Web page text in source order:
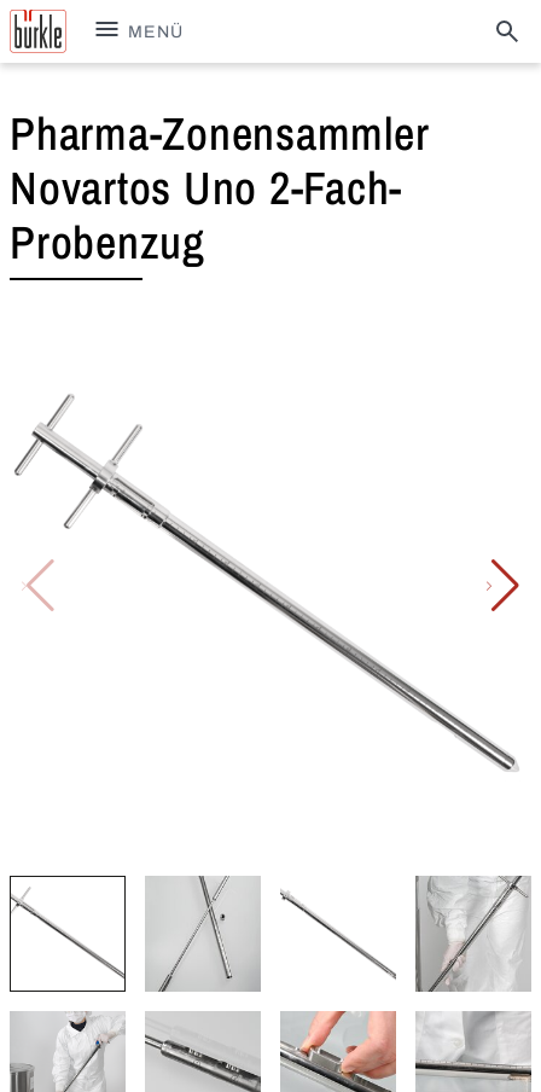
MENÜ
Pharma-Zonensammler
Novartos Uno 2-Fach-
Probenzug